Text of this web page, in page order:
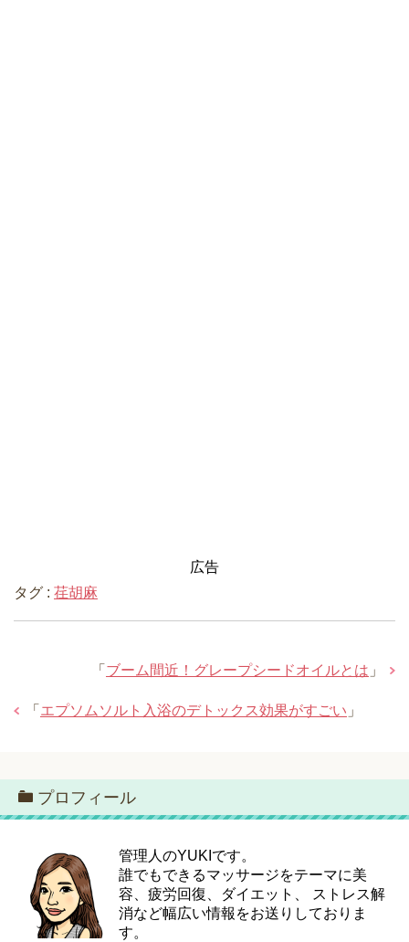
広告
タグ : 荏胡麻
「 ブーム間近！グレープシードオイルとは 」
「 エプソムソルト入浴のデトックス効果がすごい 」
プロフィール
管理人のYUKIです。
誰でもできるマッサージをテーマに美
容、疲労回復、ダイエット、 ストレス解
消など幅広い情報をお送りしておりま
す。